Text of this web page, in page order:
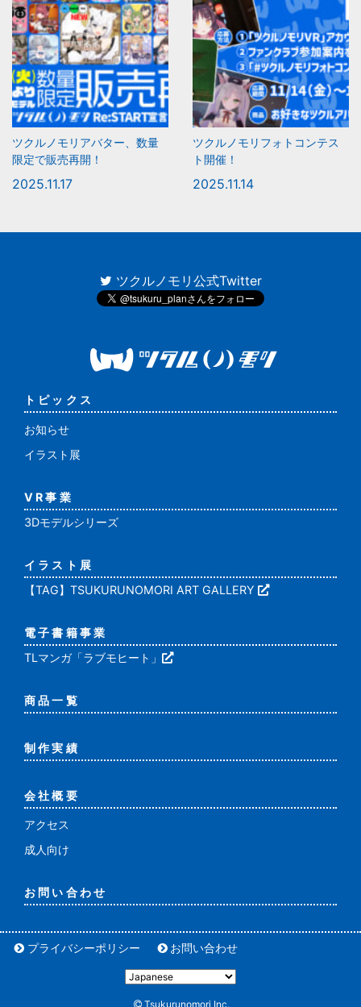
ツクルノモリアバター、数量
限定で販売再開！
2025.11.17
ツクルノモリフォトコンテス
ト開催！
2025.11.14
トピックス
お知らせ
イラスト展
VR事業
3Dモデルシリーズ
イラスト展
【TAG】TSUKURUNOMORI ART GALLERY
電子書籍事業
TLマンガ「ラブモヒート」
商品一覧
制作実績
会社概要
アクセス
成人向け
お問い合わせ
ツクルノモリ公式Twitter
プライバシーポリシー お問い合わせ
Tsukurunomori Inc.